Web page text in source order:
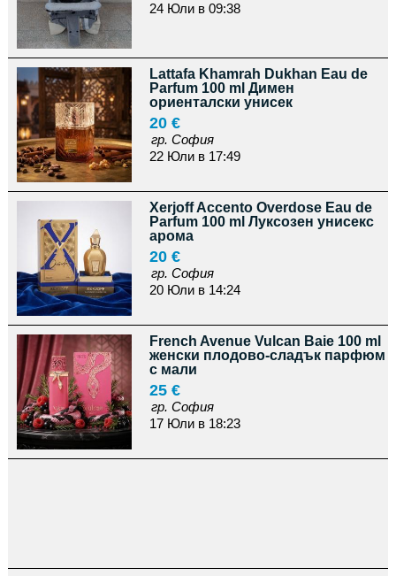
24 Юли в 09:38
Lattafa Khamrah Dukhan Eau de
Parfum 100 ml Димен
ориенталски унисек
20 €
гр. София
22 Юли в 17:49
Xerjoff Accento Overdose Eau de
Parfum 100 ml Луксозен унисекс
арома
20 €
гр. София
20 Юли в 14:24
French Avenue Vulcan Baie 100 ml
женски плодовo-сладък парфюм
с мали
25 €
гр. София
17 Юли в 18:23